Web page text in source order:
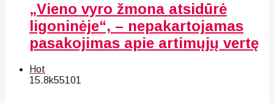
„Vieno vyro žmona atsidūrė
ligoninėje“, – nepakartojamas
pasakojimas apie artimųjų vertę
Hot
15.8k55101